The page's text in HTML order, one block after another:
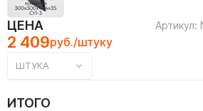
ЦЕНА Артикул:
2 409руб./штуку
ШТУКА
ИТОГО